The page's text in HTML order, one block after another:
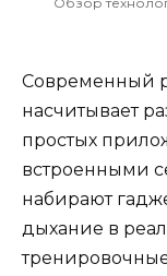
Современный
насчитывает
простых
встроенными
набирают
дыхание в